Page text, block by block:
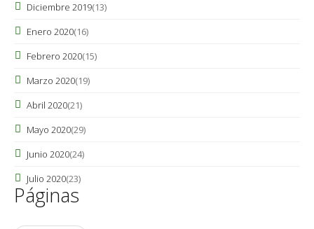
Diciembre 2019(13)
Enero 2020(16)
Febrero 2020(15)
Marzo 2020(19)
Abril 2020(21)
Mayo 2020(29)
Junio 2020(24)
Julio 2020(23)
Páginas